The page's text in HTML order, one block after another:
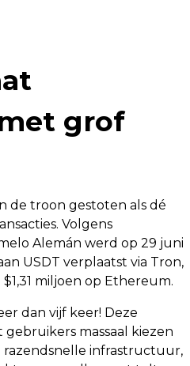
grof
de troon gestoten als dé
Volgens
Alemán werd op 29 juni
USDT verplaatst via Tron,
miljoen op Ethereum.
dan vijf keer! Deze
massaal kiezen
razendsnelle infrastructuur,